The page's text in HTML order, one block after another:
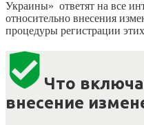
Украины» ответят на все
относительно внесения
процедуры регистрации
Что
внесение